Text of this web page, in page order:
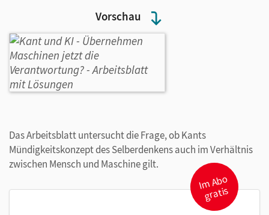
Vorschau
Das Arbeitsblatt untersucht die Frage, ob Kants
Mündigkeitskonzept des Selberdenkens auch im Verhältnis
zwischen Mensch und Maschine gilt.
I
m
A
b
o
gr
atis